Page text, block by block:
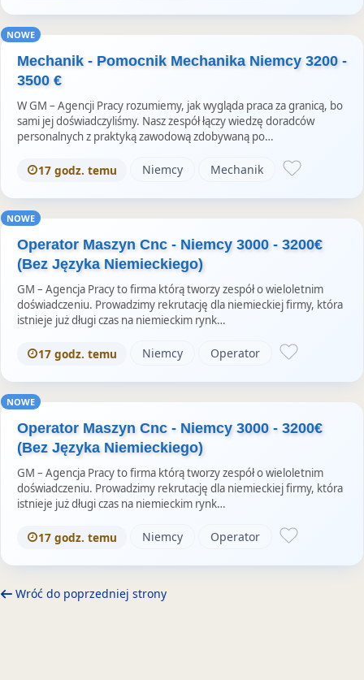
NOWE
Mechanik - Pomocnik Mechanika Niemcy 3200 -
3500 €
W GM – Agencji Pracy rozumiemy, jak wygląda praca za granicą, bo
sami jej doświadczyliśmy. Nasz zespół łączy wiedzę doradców
personalnych z praktyką zawodową zdobywaną po…
17 godz. temu Niemcy Mechanik
NOWE
Operator Maszyn Cnc - Niemcy 3000 - 3200€
(Bez Języka Niemieckiego)
GM – Agencja Pracy to firma którą tworzy zespół o wieloletnim
doświadczeniu. Prowadzimy rekrutację dla niemieckiej firmy, która
istnieje już długi czas na niemieckim rynk…
17 godz. temu Niemcy Operator
NOWE
Operator Maszyn Cnc - Niemcy 3000 - 3200€
(Bez Języka Niemieckiego)
GM – Agencja Pracy to firma którą tworzy zespół o wieloletnim
doświadczeniu. Prowadzimy rekrutację dla niemieckiej firmy, która
istnieje już długi czas na niemieckim rynk…
17 godz. temu Niemcy Operator
Wróć do poprzedniej strony